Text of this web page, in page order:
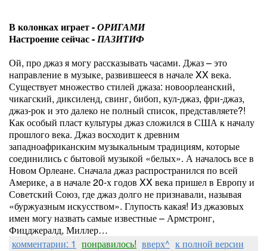
В колонках играет -ОРИГАМИ
Настроение сейчас -ПАЗИТИФ
Ой, про джаз я могу рассказывать часами. Джаз – это
направление в музыке, развившееся в начале XX века.
Существует множество стилей джаза: новоорлеанский,
чикагский, диксиленд, свинг, бибоп, кул-джаз, фри-джаз,
джаз-рок и это далеко не полный список, представляете?!
Как особый пласт культуры джаз сложился в США к началу
прошлого века. Джаз восходит к древним
западноафриканским музыкальным традициям, которые
соединились с бытовой музыкой «белых». А началось все в
Новом Орлеане. Сначала джаз распространился по всей
Америке, а в начале 20-х годов XX века пришел в Европу и
Советский Союз, где джаз долго не признавали, называя
«буржуазным искусством». Глупость какая! Из джазовых
имен могу назвать самые известные – Армстронг,
Фицджералд, Миллер…
комментарии: 1 понравилось! вверх^ к полной версии